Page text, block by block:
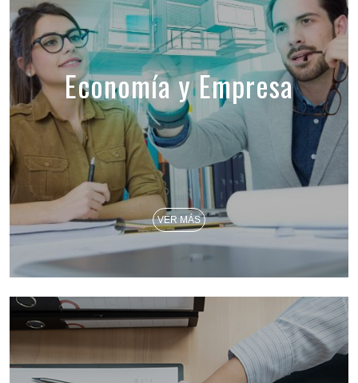
Economía y Empresa
VER MÁS